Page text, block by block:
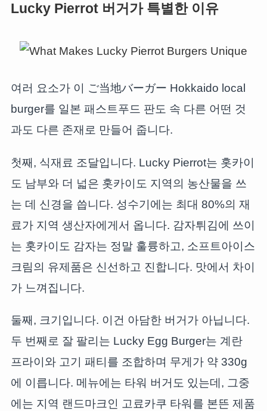
Lucky Pierrot 버거가 특별한 이유
여러 요소가 이 ご当地バーガー Hokkaido local
burger를 일본 패스트푸드 판도 속 다른 어떤 것
과도 다른 존재로 만들어 줍니다.
첫째, 식재료 조달입니다. Lucky Pierrot는 홋카이
도 남부와 더 넓은 홋카이도 지역의 농산물을 쓰
는 데 신경을 씁니다. 성수기에는 최대 80%의 재
료가 지역 생산자에게서 옵니다. 감자튀김에 쓰이
는 홋카이도 감자는 정말 훌륭하고, 소프트아이스
크림의 유제품은 신선하고 진합니다. 맛에서 차이
가 느껴집니다.
둘째, 크기입니다. 이건 아담한 버거가 아닙니다.
두 번째로 잘 팔리는 Lucky Egg Burger는 계란
프라이와 고기 패티를 조합하며 무게가 약 330g
에 이릅니다. 메뉴에는 타워 버거도 있는데, 그중
에는 지역 랜드마크인 고료카쿠 타워를 본뜬 제품